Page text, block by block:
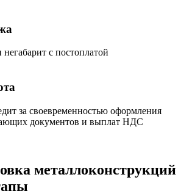
с постоплатой
за своевременностью оформления
документов и выплат НДС
металлоконструкций